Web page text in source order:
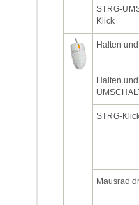
Klick
Halten
STRG-
Mausrad